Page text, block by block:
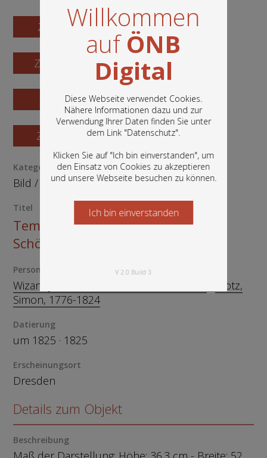
Willkommen
aufÖNB
Digital
Diese Webseite verwendet Cookies.
Nähere Informationen dazu und zur
Verwendung Ihrer Daten finden Sie unter
dem Link "Datenschutz".
Klicken Sie auf "Ich bin einverstanden", um
den Einsatz von Cookies zu akzeptieren
und unsere Webseite besuchen zu können.
In diesem Portal finden Sie die digitalen
Bestände der Österreichischen
Nationalbibliothek: Bücher, Fotografien,
Grafiken und vieles mehr.
Ich bin einverstanden
Starten Sie jetzt
V 2.0 Build 3
Zum Digitalisat
Zum Katalogisat
Zur Vorschau
Zur Bestellung
Kategorie / Medientyp
Bild/ Grafik
Titel
Temple Gothique du Jardin de
Schönhof en Bohéme
Person
Wizani, Johann Friedrich, um 1770-1835
Klotz,
Simon, 1776-1824
Datierung
um 1825 · 1825
Erscheinungsort
Dresden
Details zum Objekt
Beschreibung